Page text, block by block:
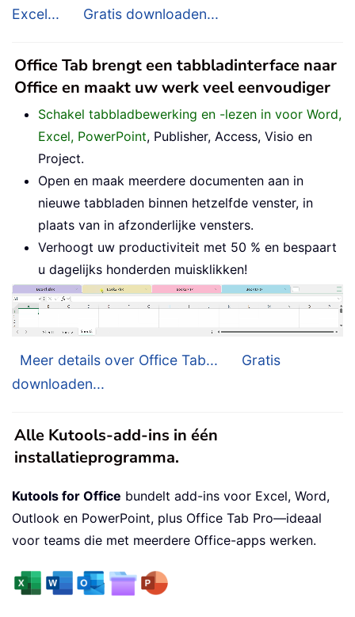
Excel...
Gratis downloaden...
Office Tab brengt een tabbladinterface naar
Office en maakt uw werk veel eenvoudiger
Schakel tabbladbewerking en -lezen in voor Word,
Excel, PowerPoint, Publisher, Access, Visio en
Project.
Open en maak meerdere documenten aan in
nieuwe tabbladen binnen hetzelfde venster, in
plaats van in afzonderlijke vensters.
Verhoogt uw productiviteit met 50 % en bespaart
u dagelijks honderden muisklikken!
Meer details over Office Tab...
Gratis
downloaden...
Alle Kutools-add-ins in één
installatieprogramma.
Kutools for Office bundelt add-ins voor Excel, Word,
Outlook en PowerPoint, plus Office Tab Pro—ideaal
voor teams die met meerdere Office-apps werken.